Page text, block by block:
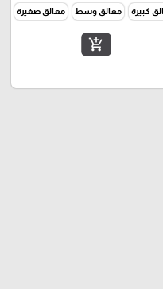
كبيرة معالق وسط معالق صغيرة
add_shopping_cart